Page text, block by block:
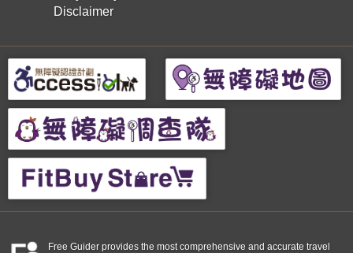
Disclaimer
Free Guider provides the most comprehensive and accurate travel